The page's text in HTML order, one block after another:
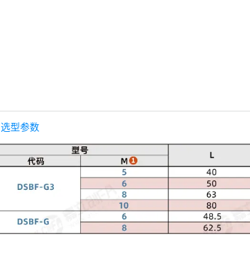
选型参数